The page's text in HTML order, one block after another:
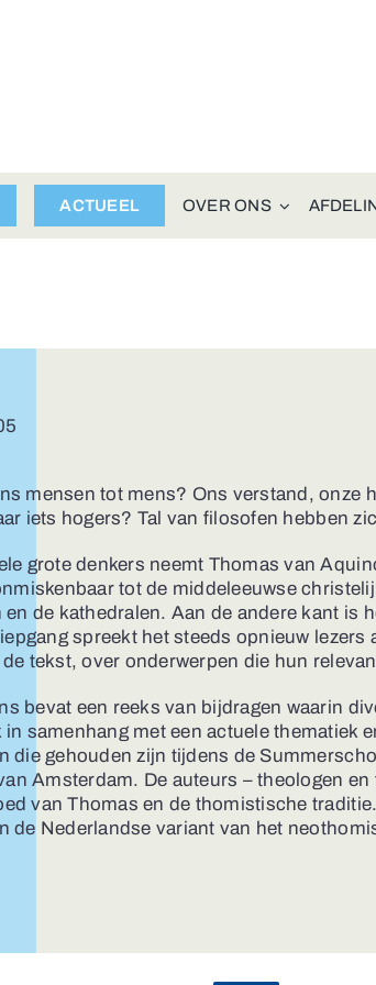
ACTUEEL OVER ONS
mensen tot mens? Ons verstand, onze
iets hogers? Tal van filosofen hebben
grote denkers neemt Thomas van
tot de middeleeuwse
de kathedralen. Aan de andere kant is
spreekt het steeds opnieuw
tekst, over onderwerpen die hun
bevat een reeks van bijdragen waarin
in samenhang met een actuele thematiek
die gehouden zijn tijdens de
Amsterdam. De auteurs – theologen
van Thomas en de thomistische
de Nederlandse variant van het